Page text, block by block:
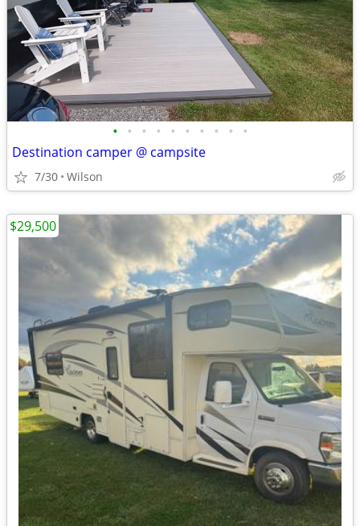
• • • • • • • • • •
Destination camper @ campsite
7/30 Wilson
$29,500